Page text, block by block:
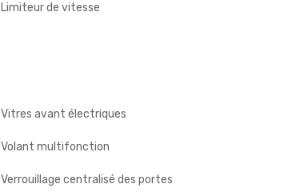
Limiteur de vitesse
Vitres avant électriques
Volant multifonction
Verrouillage centralisé des portes